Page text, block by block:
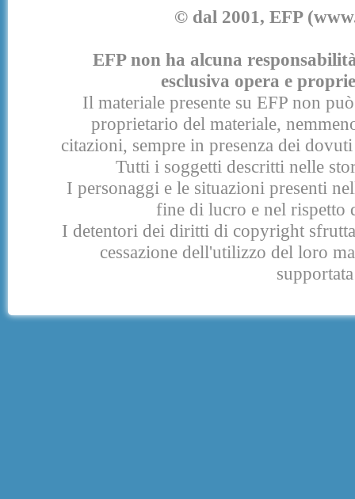
© dal 2001, EFP
EFP non ha alcuna
esclusiva opera e
Il materiale presente su EFP non
proprietario del materiale,
citazioni, sempre in presenza dei
Tutti i soggetti descritti nelle
I personaggi e le situazioni presenti
fine di lucro e nel rispetto
I detentori dei diritti di copyright
cessazione dell'utilizzo del loro